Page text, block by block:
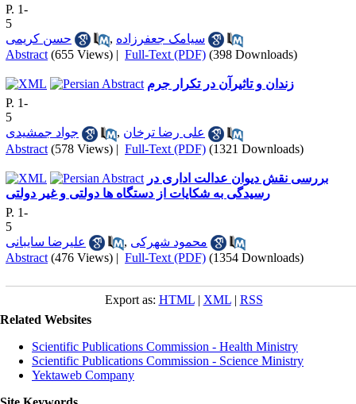
P. 1-
5
حسن کریمی
, سیامک جعفرزاده
Abstract (655 Views) | Full-Text (PDF) (398 Downloads)
زندان و تاثیرآن در تکرار جرم
P. 1-
5
جواد جمشیدی
, علی رضا ترخان
Abstract (578 Views) | Full-Text (PDF) (1321 Downloads)
بررسی نقش دیوان عدالت اداری در
رسیدگی به شکایات از دستگاه ها دولتی و غیر دولتی
P. 1-
5
علیرضا سایبانی
, محمود شهرکی
Abstract (476 Views) | Full-Text (PDF) (1354 Downloads)
Export as: HTML| XML| RSS
Related Websites
Scientific Publications Commission - Health Ministry
Scientific Publications Commission - Science Ministry
Yektaweb Company